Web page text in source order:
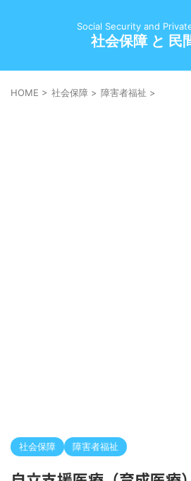
Social Security and
社会保障 と 民
HOME > 社会保障 > 障害者福祉 >
社会保障 障害者福祉